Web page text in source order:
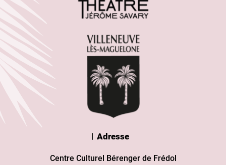
Adresse
Centre Culturel Bérenger de Frédol